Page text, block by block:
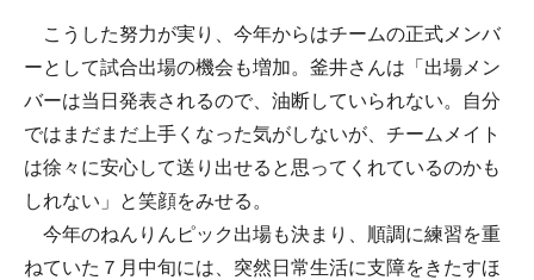
こうした努力が実り、今年からはチームの正式メンバ
ーとして試合出場の機会も増加。釜井さんは「出場メン
バーは当日発表されるので、油断していられない。自分
ではまだまだ上手くなった気がしないが、チームメイト
は徐々に安心して送り出せると思ってくれているのかも
しれない」と笑顔をみせる。
今年のねんりんピック出場も決まり、順調に練習を重
ねていた７月中旬には、突然日常生活に支障をきたすほ